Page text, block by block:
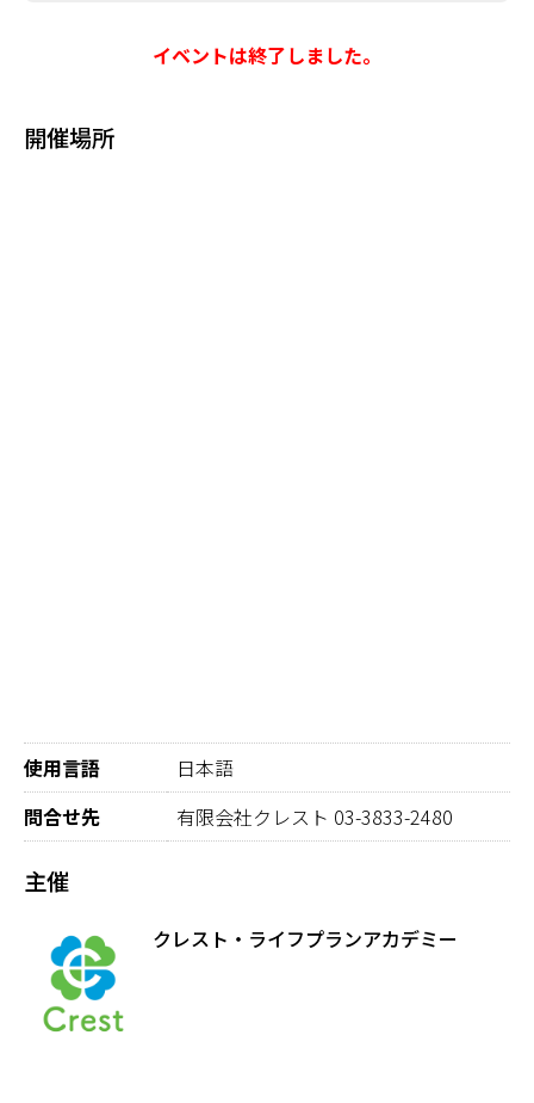
イベントは終了しました。
開催場所
使用言語
日本語
問合せ先
有限会社クレスト 03-3833-2480
主催
クレスト・ライフプランアカデミー